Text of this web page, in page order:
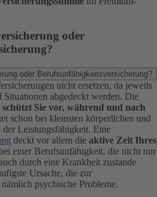
oder
oder Berufsunfähigkeitsversicherung?
nicht ersetzen, da jeweils
Situationen abgedeckt werden. Die
Sie vor, während und nach
schon bei kleinsten körperlichen und
der Leistungsfähigkeit. Eine
deckt vor allem die aktive Zeit Ihres
einer Berufsunfähigkeit, die nicht nur
durch eine Krankheit zustande
Ursache, die zur
psychische Probleme.